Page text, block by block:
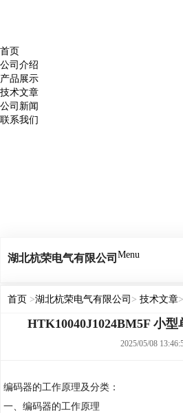
首页
公司介绍
产品展示
技术文章
公司新闻
联系我们
湖北杭荣电气有限公司 Menu
首页 >湖北杭荣电气有限公司 > 技术文章
HTK10040J1024BM5F 小
2025/05/08
编码器的工作原理及分类：
一、编码器的工作原理